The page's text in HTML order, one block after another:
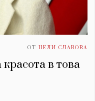
ОТ НЕЛИ СЛАВОВА
в това